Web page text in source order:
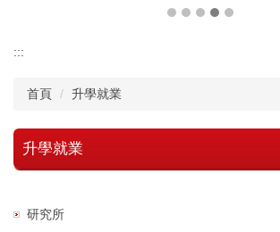
:::
首頁 升學就業
升學就業
研究所